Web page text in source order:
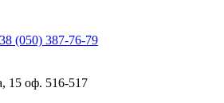
(050) 387-76-79
15 оф. 516-517